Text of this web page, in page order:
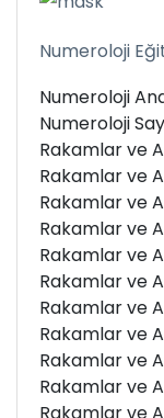
Numeroloji
Numeroloji
Numeroloji
Rakamlar ve
Rakamlar ve
Rakamlar ve
Rakamlar ve
Rakamlar ve
Rakamlar ve
Rakamlar ve
Rakamlar ve
Rakamlar ve
Rakamlar ve